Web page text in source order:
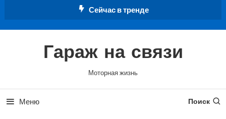
Сейчас в тренде
Гараж на связи
Моторная жизнь
Меню Поиск